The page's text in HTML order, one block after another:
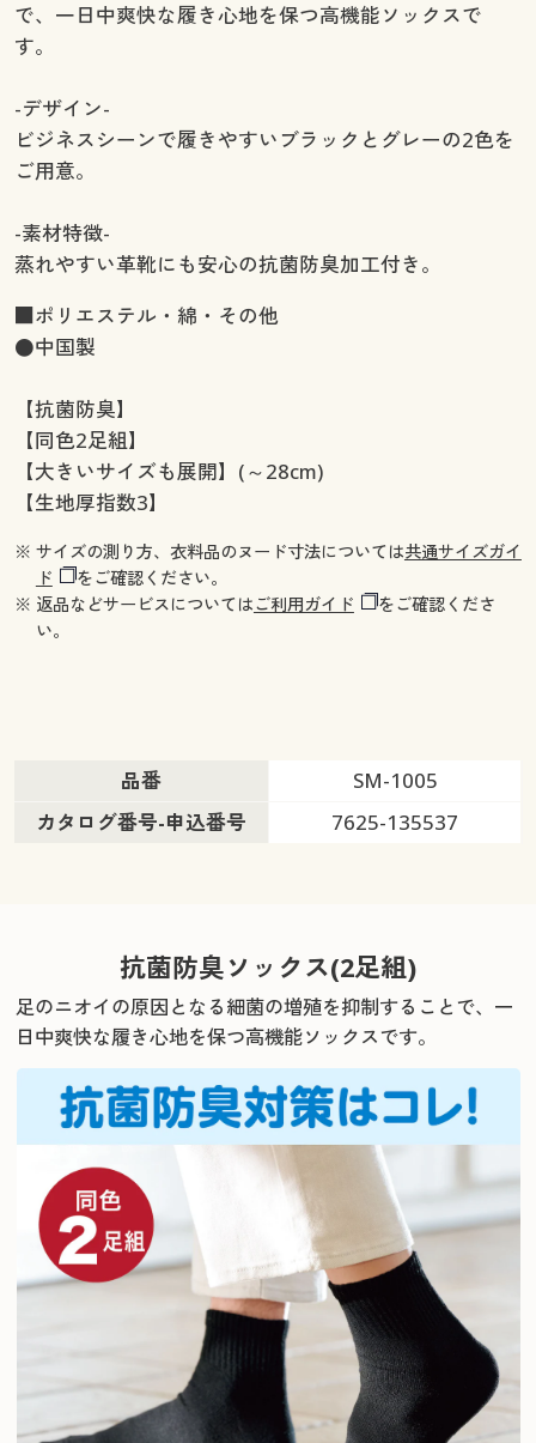
で、一日中爽快な履き心地を保つ高機能ソックスで
す。
-デザイン-
ビジネスシーンで履きやすいブラックとグレーの2色を
ご用意。
-素材特徴-
蒸れやすい革靴にも安心の抗菌防臭加工付き。
■ポリエステル・綿・その他
●中国製
【抗菌防臭】
【同色2足組】
【大きいサイズも展開】(～28cm)
【生地厚指数3】
※ サイズの測り方、衣料品のヌード寸法については共通サイズガイ
ド
をご確認ください。
※ 返品などサービスについてはご利用ガイド
をご確認くださ
い。
品番
SM-1005
カタログ番号-申込番号
7625-135537
抗菌防臭ソックス(2足組)
足のニオイの原因となる細菌の増殖を抑制することで、 一
日中爽快な履き心地を保つ高機能ソックスです。